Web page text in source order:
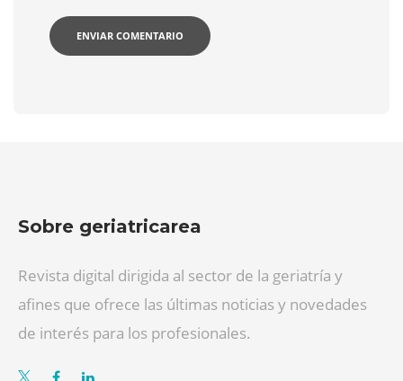
Sobre geriatricarea
Revista digital dirigida al sector de la geriatría y
afines que ofrece las últimas noticias y novedades
de interés para los profesionales.